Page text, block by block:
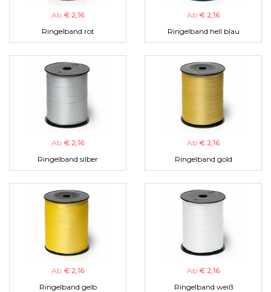
Ab € 2,16
Ringelband rot
Ab € 2,16
Ringelband hell blau
Ab € 2,16
Ringelband silber
Ab € 2,16
Ringelband gold
Ab € 2,16
Ringelband gelb
Ab € 2,16
Ringelband weiß